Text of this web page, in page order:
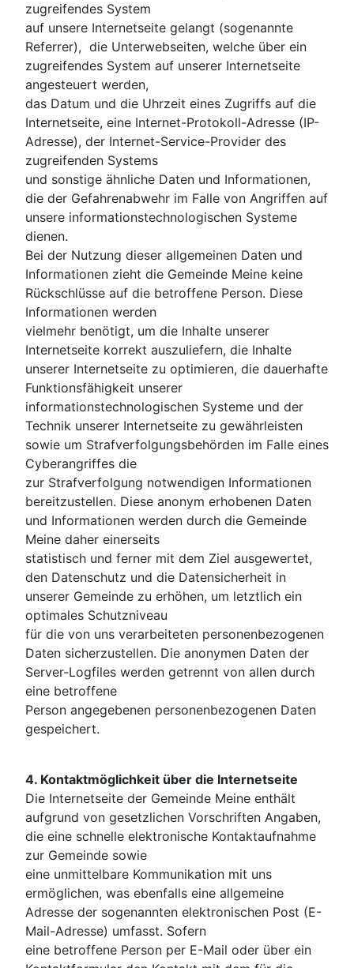
zugreifendes System
auf unsere Internetseite gelangt (sogenannte
Referrer), die Unterwebseiten, welche über ein
zugreifendes System auf unserer Internetseite
angesteuert werden,
das Datum und die Uhrzeit eines Zugriffs auf die
Internetseite, eine Internet-Protokoll-Adresse (IP-
Adresse), der Internet-Service-Provider des
zugreifenden Systems
und sonstige ähnliche Daten und Informationen,
die der Gefahrenabwehr im Falle von Angriffen auf
unsere informationstechnologischen Systeme
dienen.
Bei der Nutzung dieser allgemeinen Daten und
Informationen zieht die Gemeinde Meine keine
Rückschlüsse auf die betroffene Person. Diese
Informationen werden
vielmehr benötigt, um die Inhalte unserer
Internetseite korrekt auszuliefern, die Inhalte
unserer Internetseite zu optimieren, die dauerhafte
Funktionsfähigkeit unserer
informationstechnologischen Systeme und der
Technik unserer Internetseite zu gewährleisten
sowie um Strafverfolgungsbehörden im Falle eines
Cyberangriffes die
zur Strafverfolgung notwendigen Informationen
bereitzustellen. Diese anonym erhobenen Daten
und Informationen werden durch die Gemeinde
Meine daher einerseits
statistisch und ferner mit dem Ziel ausgewertet,
den Datenschutz und die Datensicherheit in
unserer Gemeinde zu erhöhen, um letztlich ein
optimales Schutzniveau
für die von uns verarbeiteten personenbezogenen
Daten sicherzustellen. Die anonymen Daten der
Server-Logfiles werden getrennt von allen durch
eine betroffene
Person angegebenen personenbezogenen Daten
gespeichert.
4. Kontaktmöglichkeit über die Internetseite
Die Internetseite der Gemeinde Meine enthält
aufgrund von gesetzlichen Vorschriften Angaben,
die eine schnelle elektronische Kontaktaufnahme
zur Gemeinde sowie
eine unmittelbare Kommunikation mit uns
ermöglichen, was ebenfalls eine allgemeine
Adresse der sogenannten elektronischen Post (E-
Mail-Adresse) umfasst. Sofern
eine betroffene Person per E-Mail oder über ein